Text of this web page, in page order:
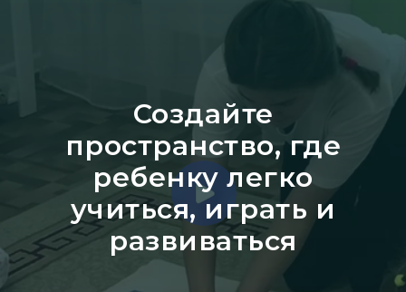
Создайте
пространство, где
ребенку легко
учиться, играть и
развиваться